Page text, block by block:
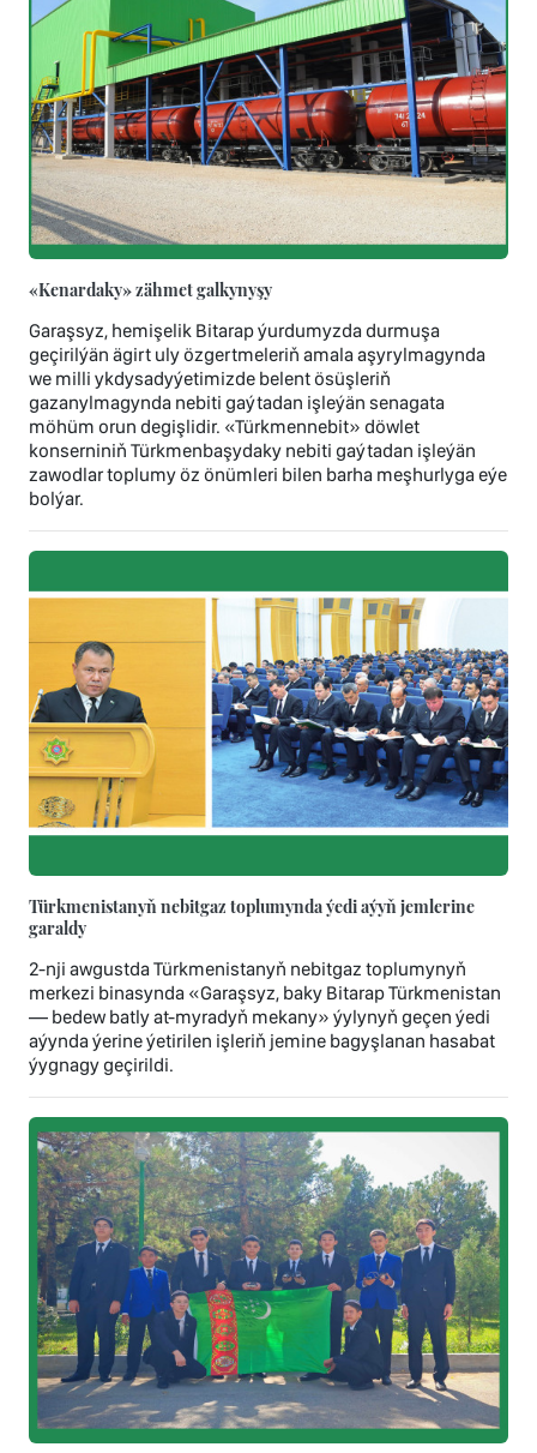
«Kenardaky» zähmet galkynyşy
Garaşsyz, hemişelik Bitarap ýurdumyzda durmuşa
geçirilýän ägirt uly özgertmeleriň amala aşyrylmagynda
we milli ykdysadyýetimizde belent ösüşleriň
gazanylmagynda nebiti gaýtadan işleýän senagata
möhüm orun degişlidir. «Türkmennebit» döwlet
konserniniň Türkmenbaşydaky nebiti gaýtadan işleýän
zawodlar toplumy öz önümleri bilen barha meşhurlyga eýe
bolýar.
Türkmenistanyň nebitgaz toplumynda ýedi aýyň jemlerine
garaldy
2-nji awgustda Türkmenistanyň nebitgaz toplumynyň
merkezi binasynda «Garaşsyz, baky Bitarap Türkmenistan
— bedew batly at-myradyň mekany» ýylynyň geçen ýedi
aýynda ýerine ýetirilen işleriň jemine bagyşlanan hasabat
ýygnagy geçirildi.